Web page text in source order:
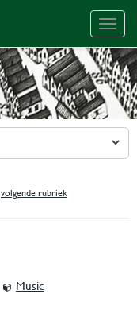
volgende rubriek
Music